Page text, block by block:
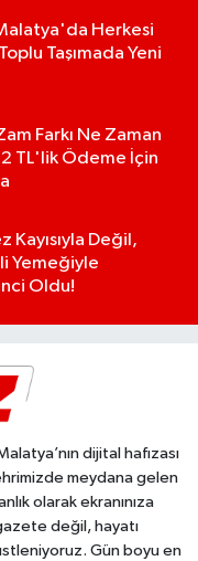
Herkesi
Taşımada Yeni
Farkı Ne Zaman
TL'lik Ödeme İçin
Kayısıyla Değil,
Yemeğiyle
Oldu!
dijital hafızası
meydana gelen
olarak ekranınıza
değil, hayatı
Gün boyu en